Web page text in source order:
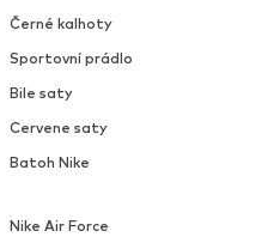
Černé kalhoty
Sportovní prádlo
Bile saty
Cervene saty
Batoh Nike
Nike Air Force